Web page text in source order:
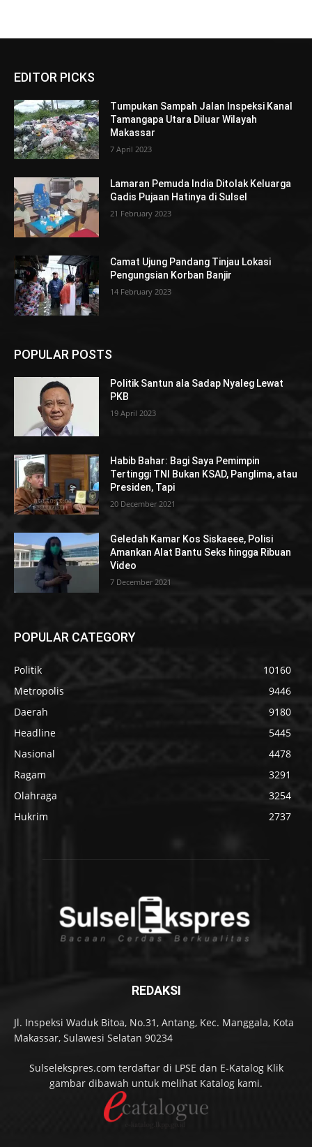
EDITOR PICKS
Tumpukan Sampah Jalan Inspeksi Kanal
Tamangapa Utara Diluar Wilayah
Makassar
7 April 2023
Lamaran Pemuda India Ditolak Keluarga
Gadis Pujaan Hatinya di Sulsel
21 February 2023
Camat Ujung Pandang Tinjau Lokasi
Pengungsian Korban Banjir
14 February 2023
POPULAR POSTS
Politik Santun ala Sadap Nyaleg Lewat
PKB
19 April 2023
Habib Bahar: Bagi Saya Pemimpin
Tertinggi TNI Bukan KSAD, Panglima, atau
Presiden, Tapi
20 December 2021
Geledah Kamar Kos Siskaeee, Polisi
Amankan Alat Bantu Seks hingga Ribuan
Video
7 December 2021
POPULAR CATEGORY
Politik
10160
Metropolis
9446
Daerah
9180
Headline
5445
Nasional
4478
Ragam
3291
Olahraga
3254
Hukrim
2737
REDAKSI
Jl. Inspeksi Waduk Bitoa, No.31, Antang, Kec. Manggala, Kota
Makassar, Sulawesi Selatan 90234
Sulselekspres.com terdaftar di LPSE dan E-Katalog Klik
gambar dibawah untuk melihat Katalog kami.